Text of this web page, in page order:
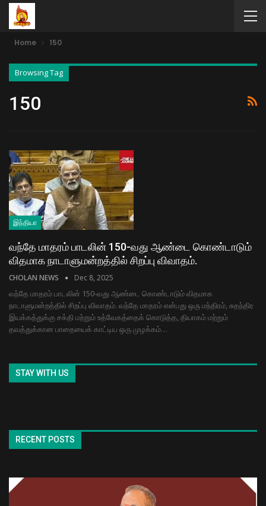
Home 150
Browsing Tag
150
இந்தியா
வந்தே மாதரம் பாடலின் 150-வது ஆண்டை கொண்டாடும்
விதமாக நாடாளுமன்றத்தில் சிறப்பு விவாதம்.
CHOLAN NEWS Dec 8, 2025
வந்தே மாதரம் பாடலின் 150-வது ஆண்டை கொண்டாடும் விதமாக
நாடாளுமன்றத்தில் சிறப்பு விவாதம். வந்தே மாதரம் என்பது ஒரு மந்திரம், சுதந்திர
இயக்கத்துக்கு சக்தி மற்றும் உத்வேகத்தைக் கொடுத்த, தியாகம் மற்றும்
தவத்துக்கான பாதையைக் காட்டிய ஒரு முழக்கம்…
STAY WITH US
RECENT POSTS